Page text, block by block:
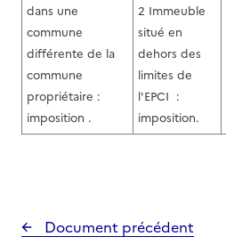
dans une
commune
différente de la
commune
propriétaire :
imposition .
2 Immeuble
situé en
dehors des
limites de
l'EPCI :
imposition.
Document précédent